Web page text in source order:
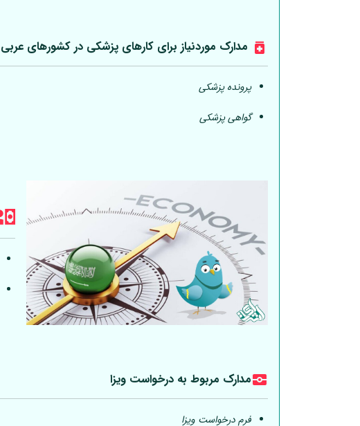
مدارک موردنیاز برای کارهای پزشکی در کشورهای عربی
پرونده پزشکی
گواهی پزشکی
مدارک مربوط به درخواست ویزا
فرم درخواست ویزا